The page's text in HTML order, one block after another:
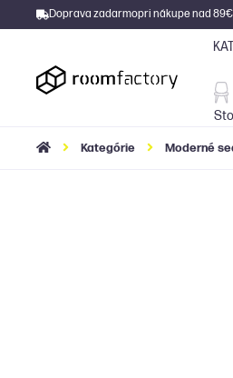
Doprava zadarmopri nákupe nad 89€
Kategórie Moderné